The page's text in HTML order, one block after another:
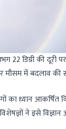
22 डिग्री की
में बदलाव की
ध्यान आकर्षित
ने इसे